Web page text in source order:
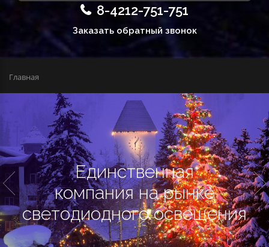
8-4212-751-751
Заказать обратный звонок
Главная
Единственная
компания на рынке
светодиодного освещения